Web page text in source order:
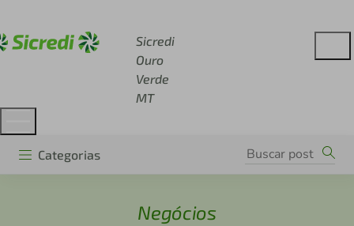
Sicredi
Ouro
Verde
MT
Categorias
Negócios